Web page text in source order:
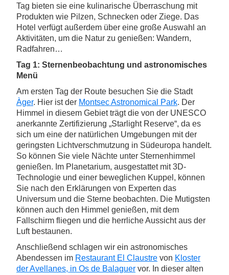
Tag bieten sie eine kulinarische Überraschung mit
Produkten wie Pilzen, Schnecken oder Ziege. Das
Hotel verfügt außerdem über eine große Auswahl an
Aktivitäten, um die Natur zu genießen: Wandern,
Radfahren…
Tag 1: Sternenbeobachtung und astronomisches
Menü
Am ersten Tag der Route besuchen Sie die Stadt
Àger. Hier ist der Montsec Astronomical Park. Der
Himmel in diesem Gebiet trägt die von der UNESCO
anerkannte Zertifizierung „Starlight Reserve“, da es
sich um eine der natürlichen Umgebungen mit der
geringsten Lichtverschmutzung in Südeuropa handelt.
So können Sie viele Nächte unter Sternenhimmel
genießen. Im Planetarium, ausgestattet mit 3D-
Technologie und einer beweglichen Kuppel, können
Sie nach den Erklärungen von Experten das
Universum und die Sterne beobachten. Die Mutigsten
können auch den Himmel genießen, mit dem
Fallschirm fliegen und die herrliche Aussicht aus der
Luft bestaunen.
Anschließend schlagen wir ein astronomisches
Abendessen im Restaurant El Claustre von Kloster
der Avellanes, in Os de Balaguer vor. In dieser alten